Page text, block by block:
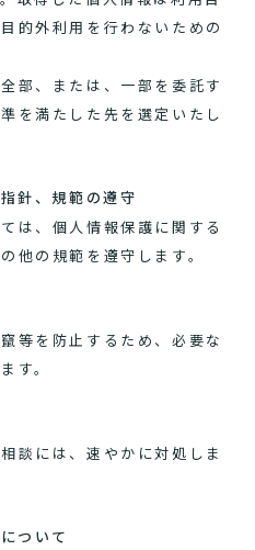
的外利用を行わないための
部、または、一部を委託す
を満たした先を選定いたし
針、規範の遵守
は、個人情報保護に関する
他の規範を遵守します。
等を防止するため、必要な
す。
談には、速やかに対処しま
ついて